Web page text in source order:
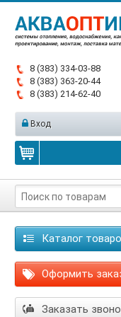
8 (383) 334-03-88
8 (383) 363-20-44
8 (383) 214-62-40
Вход
Каталог
Оформить
Заказать